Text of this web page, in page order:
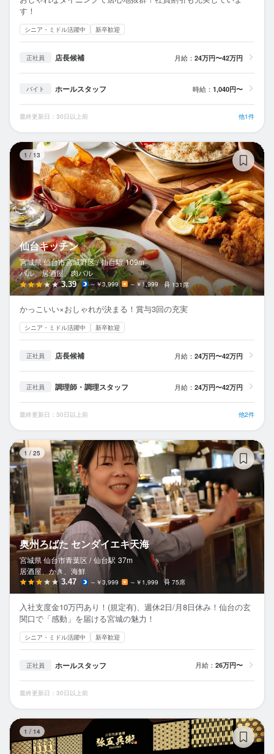
す！
シニア・ミドル活躍中 新卒歓迎
正社員 店長候補 月給： 24万円〜42万円
バイト ホールスタッフ 時給： 1,040円〜
最終更新日：30日以上前 他1件
1 / 13
仙台キッチン
宮城県 仙台市宮城野区 / 仙台駅 109m
バル、居酒屋、肉バル
3.39 ～￥3,999 ～￥1,999 131席
かっこいい×おしゃれが決まる！賞与3回の充実
シニア・ミドル活躍中 新卒歓迎
正社員 店長候補 月給： 24万円〜42万円
正社員 調理師・調理スタッフ 月給： 24万円〜42万円
最終更新日：30日以上前 他2件
1 / 25
奥州ろばた センダイエキ天海
宮城県 仙台市青葉区 / 仙台駅 37m
居酒屋、かき、海鮮
3.47 ～￥3,999 ～￥1,999 75席
入社支度金10万円あり！(規定有)、週休2日/月8日休み！仙台の玄
関口で「感動」を届ける宮城の魅力！
シニア・ミドル活躍中 新卒歓迎
正社員 ホールスタッフ 月給： 26万円〜
最終更新日：30日以上前
1 / 14